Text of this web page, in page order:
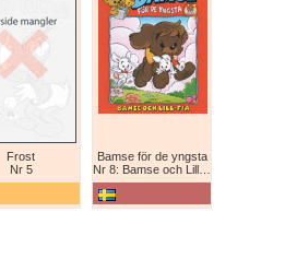
Frost
Nr 5
Bamse för de yngsta
Nr 8: Bamse och Lill-Fia